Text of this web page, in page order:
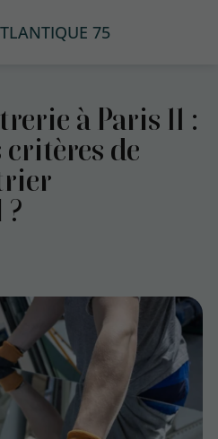
75
à Paris 11 :
de